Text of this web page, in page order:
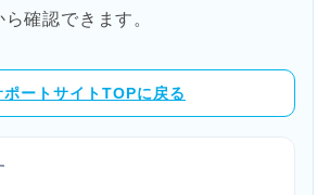
確認できます。
ポートサイトTOPに戻る